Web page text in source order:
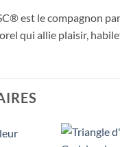
est le compagnon
qui allie plaisir,